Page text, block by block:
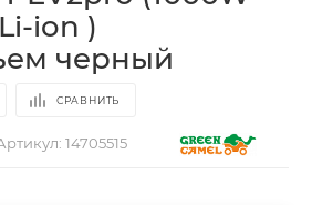
ion )
черный
СРАВНИТЬ
14705515